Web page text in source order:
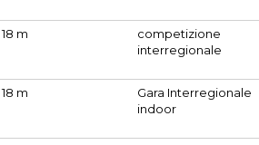
18 m
competizione
interregionale
18 m
Gara Interregionale
indoor